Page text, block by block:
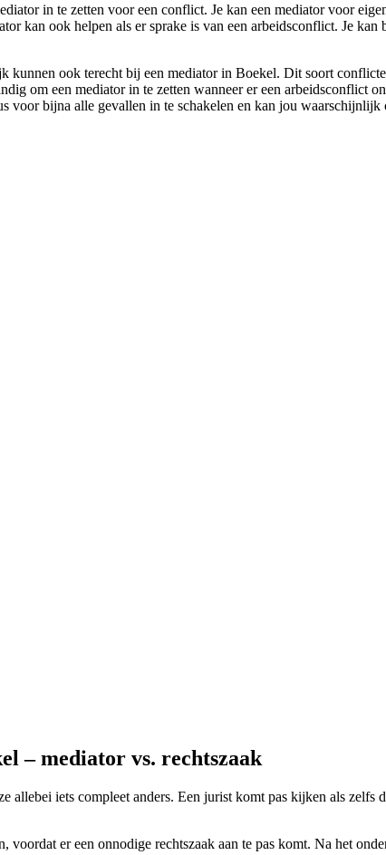
in te zetten voor een conflict. Je kan een mediator voor
kan ook helpen als er sprake is van een arbeidsconflict. Je
ook terecht bij een mediator in Boekel. Dit soort
om een mediator in te zetten wanneer er een arbeidsconflict
voor bijna alle gevallen in te schakelen en kan jou
– mediator vs. rechtszaak
allebei iets compleet anders. Een jurist komt pas kijken als
er een onnodige rechtszaak aan te pas komt. Na het